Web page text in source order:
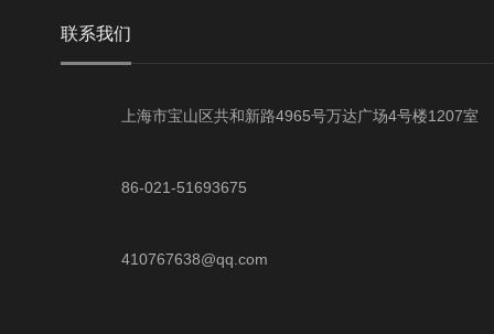
联系我们
上海市宝山区共和新路4965号万达广场4号楼1207室
86-021-51693675
410767638@qq.com